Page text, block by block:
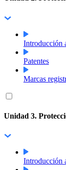
Introducción
Patentes
Marcas
Unidad 3.
Introducción